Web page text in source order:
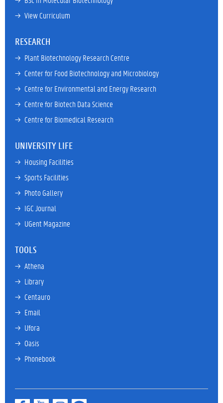
→ View Curriculum
RESEARCH
→ Plant Biotechnology Research Centre
→ Center for Food Biotechnology and Microbiology
→ Centre for Environmental and Energy Research
→ Centre for Biotech Data Science
→ Centre for Biomedical Research
UNIVERSITY LIFE
→ Housing Facilities
→ Sports Facilities
→ Photo Gallery
→ IGC Journal
→ UGent Magazine
TOOLS
→ Athena
→ Library
→ Centauro
→ Email
→ Ufora
→ Oasis
→ Phonebook